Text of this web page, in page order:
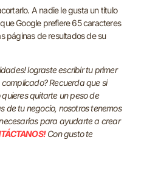
A nadie le gusta un título
Google prefiere 65 caracteres
páginas de resultados de su
lograste escribir tu primer
Recuerda que si
quitarte un peso de
de tu negocio, nosotros tenemos
para ayudarte a crear
Con gusto te